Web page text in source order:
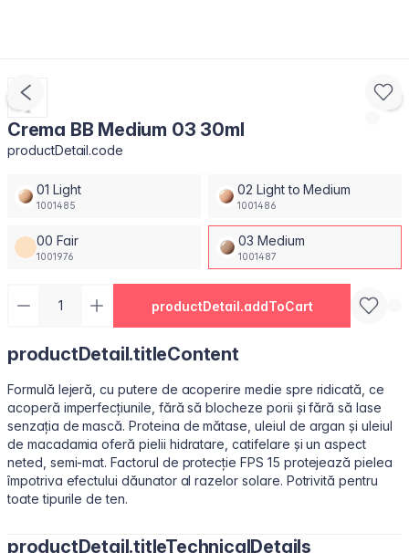
Crema BB Medium 03 30ml
productDetail.code
01 Light
1001485
02 Light to Medium
1001486
00 Fair
1001976
03 Medium
1001487
productDetail.addToCart
productDetail.titleContent
Formulă lejeră, cu putere de acoperire medie spre ridicată, ce
acoperă imperfecțiunile, fără să blocheze porii și fără să lase
senzația de mască. Proteina de mătase, uleiul de argan și uleiul
de macadamia oferă pielii hidratare, catifelare și un aspect
neted, semi-mat. Factorul de protecție FPS 15 protejează pielea
împotriva efectului dăunator al razelor solare. Potrivită pentru
toate tipurile de ten.
productDetail.titleTechnicalDetails